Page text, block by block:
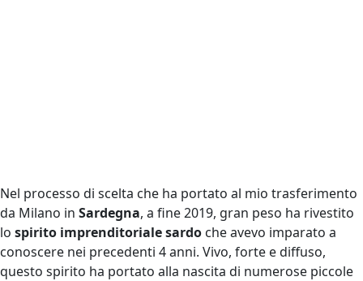
Nel processo di scelta che ha portato al mio trasferimento
da Milano in Sardegna, a fine 2019, gran peso ha rivestito
lo spirito imprenditoriale sardo che avevo imparato a
conoscere nei precedenti 4 anni. Vivo, forte e diffuso,
questo spirito ha portato alla nascita di numerose piccole